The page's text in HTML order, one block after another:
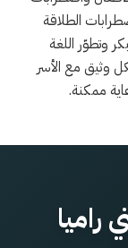
الطلاقة
وتطوّر اللغة
وثيق مع الأسر
ممكنة.